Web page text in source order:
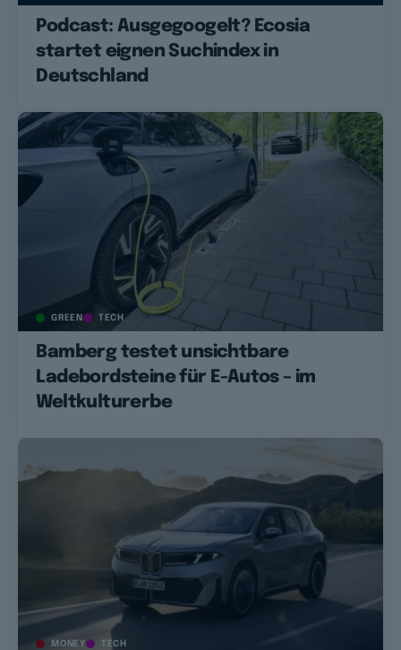
Podcast: Ausgegoogelt? Ecosia
startet eignen Suchindex in
Deutschland
GREEN TECH
Bamberg testet unsichtbare
Ladebordsteine für E-Autos – im
Weltkulturerbe
MONEY TECH